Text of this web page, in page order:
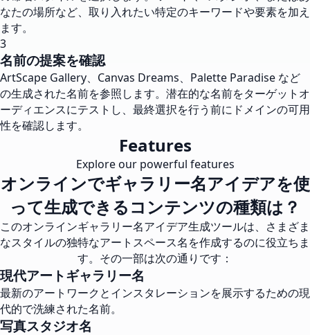
なたの場所など、取り入れたい特定のキーワードや要素を加え
ます。
3
名前の提案を確認
ArtScape Gallery、Canvas Dreams、Palette Paradise など
の生成された名前を参照します。潜在的な名前をターゲットオ
ーディエンスにテストし、最終選択を行う前にドメインの可用
性を確認します。
Features
Explore our powerful features
オンラインでギャラリー名アイデアを使
って生成できるコンテンツの種類は？
このオンラインギャラリー名アイデア生成ツールは、さまざま
なスタイルの独特なアートスペース名を作成するのに役立ちま
す。その一部は次の通りです：
現代アートギャラリー名
最新のアートワークとインスタレーションを展示するための現
代的で洗練された名前。
写真スタジオ名